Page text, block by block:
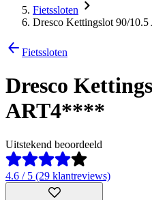
Fietssloten
Dresco Kettingslot 90/
Fietssloten
Dresco
ART4****
Uitstekend beoordeeld
4.6 / 5 (29 klantreviews)